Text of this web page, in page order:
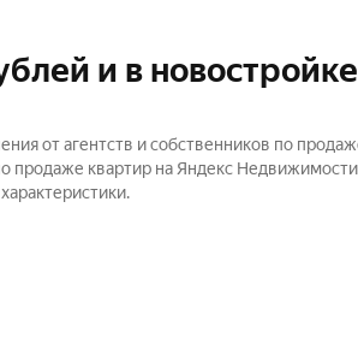
и в
от агентств и собственников по
продаже квартир на Яндекс